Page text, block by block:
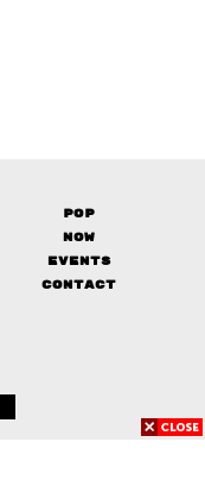
Pop
Now
Events
Contact